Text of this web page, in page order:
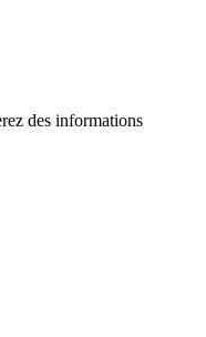
des informations